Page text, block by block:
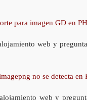
para imagen GD en
web y
no se detecta en
web y